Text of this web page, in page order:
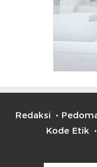
Redaksi
Kode Etik